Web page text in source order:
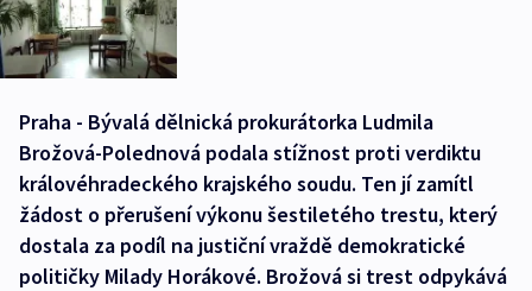
Praha - Bývalá dělnická prokurátorka Ludmila
Brožová-Polednová podala stížnost proti verdiktu
královéhradeckého krajského soudu. Ten jí zamítl
žádost o přerušení výkonu šestiletého trestu, který
dostala za podíl na justiční vraždě demokratické
političky Milady Horákové. Brožová si trest odpykává